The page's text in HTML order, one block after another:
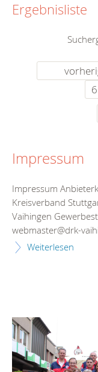
Ergebnisliste
6
Impressum
Impressum
Kreisverband
Vaihingen
webmaster@drk-
Weiterlesen